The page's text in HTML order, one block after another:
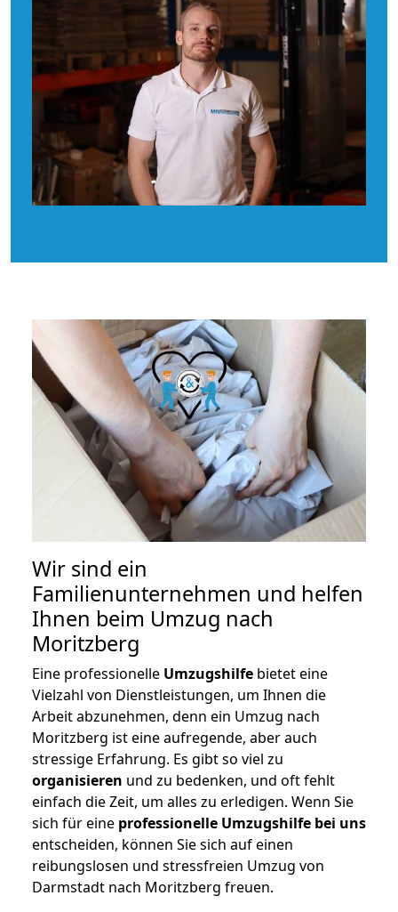
Wir sind ein
Familienunternehmen und helfen
Ihnen beim Umzug nach
Moritzberg
Eine professionelle Umzugshilfe bietet eine
Vielzahl von Dienstleistungen, um Ihnen die
Arbeit abzunehmen, denn ein Umzug nach
Moritzberg ist eine aufregende, aber auch
stressige Erfahrung. Es gibt so viel zu
organisieren und zu bedenken, und oft fehlt
einfach die Zeit, um alles zu erledigen. Wenn Sie
sich für eine professionelle Umzugshilfe bei uns
entscheiden, können Sie sich auf einen
reibungslosen und stressfreien Umzug von
Darmstadt nach Moritzberg freuen.